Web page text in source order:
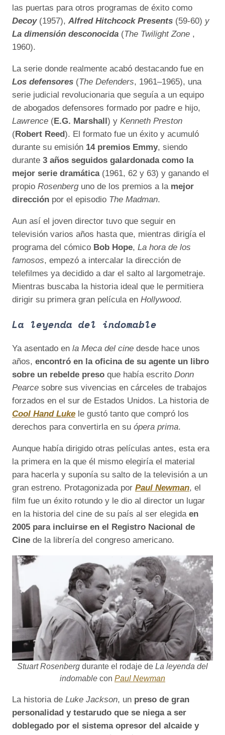
las puertas para otros programas de éxito como
Decoy(1957), Alfred Hitchcock Presents (59-60) y
La dimensión desconocida (The Twilight Zone ,
1960).
La serie donde realmente acabó destacando fue en
Los defensores (The Defenders, 1961–1965), una
serie judicial revolucionaria que seguía a un equipo
de abogados defensores formado por padre e hijo,
Lawrence (E.G. Marshall ) y Kenneth Preston
(Robert Reed). El formato fue un éxito y acumuló
durante su emisión 14 premios Emmy, siendo
durante 3 años seguidos galardonada como la
mejor serie dramática (1961, 62 y 63) y ganando el
propio Rosenberg uno de los premios a la mejor
dirección por el episodio The Madman.
Aun así el joven director tuvo que seguir en
televisión varios años hasta que, mientras dirigía el
programa del cómico Bob Hope, La hora de los
famosos, empezó a intercalar la dirección de
telefilmes ya decidido a dar el salto al largometraje.
Mientras buscaba la historia ideal que le permitiera
dirigir su primera gran película en Hollywood.
La leyenda del indomable
Ya asentado en la Meca del cine desde hace unos
años, encontró en la oficina de su agente un libro
sobre un rebelde preso que había escrito Donn
Pearce sobre sus vivencias en cárceles de trabajos
forzados en el sur de Estados Unidos. La historia de
Cool Hand Luke le gustó tanto que compró los
derechos para convertirla en su ópera prima.
Aunque había dirigido otras películas antes, esta era
la primera en la que él mismo elegiría el material
para hacerla y suponía su salto de la televisión a un
gran estreno. Protagonizada por Paul Newman, el
film fue un éxito rotundo y le dio al director un lugar
en la historia del cine de su país al ser elegida en
2005 para incluirse en el Registro Nacional de
Cine de la librería del congreso americano.
Stuart Rosenberg durante el rodaje de La leyenda del
indomable con Paul Newman
La historia de Luke Jackson, un preso de gran
personalidad y testarudo que se niega a ser
doblegado por el sistema opresor del alcaide y